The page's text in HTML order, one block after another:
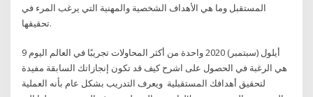
المستقبل وما هي الأهداف الشخصية والمهنية التي يرغب المرء في
تحقيقها.
9 أيلول (سبتمبر) 2020 واحدة من أكثر المحاولات تجريبًا في العالم اليوم
هي الرغبة في الحصول على اشرح كيف قد تكون إنجازاتك السابقة مفيدة
لتحقيق أهدافك المستقبلية ويعرف التدريب بشكل عام بأنه العملية